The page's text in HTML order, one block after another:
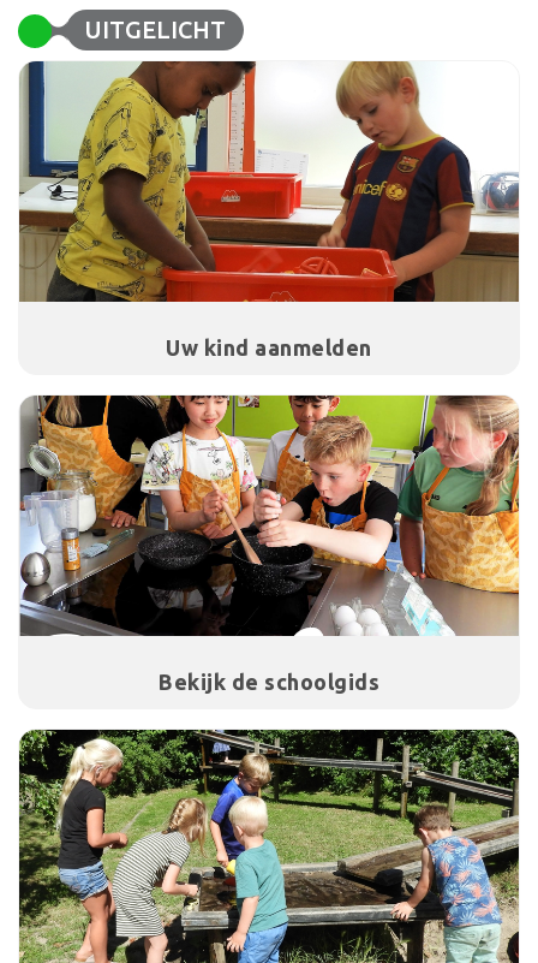
UITGELICHT
Uw kind aanmelden
Bekijk de schoolgids